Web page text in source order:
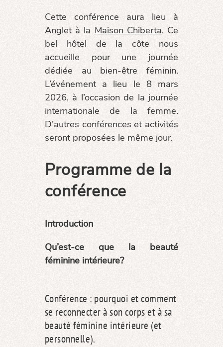
Cette conférence aura lieu à
Anglet à la Maison Chiberta. Ce
bel hôtel de la côte nous
accueille pour une journée
dédiée au bien-être féminin.
L’événement a lieu le 8 mars
2026, à l’occasion de la journée
internationale de la femme.
D’autres conférences et activités
seront proposées le même jour.
Programme de la
conférence
Introduction
Qu’est-ce que la beauté
féminine intérieure?
Conférence : pourquoi et comment
se reconnecter à son corps et à sa
beauté féminine intérieure (et
personnelle).